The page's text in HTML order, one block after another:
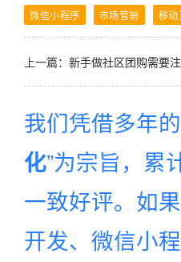
微信小程序 市场营销 移动
上一篇： 新手做社区团购需要注
我们凭借多年
化”为宗旨，累
一致好评。如
开发、微信小